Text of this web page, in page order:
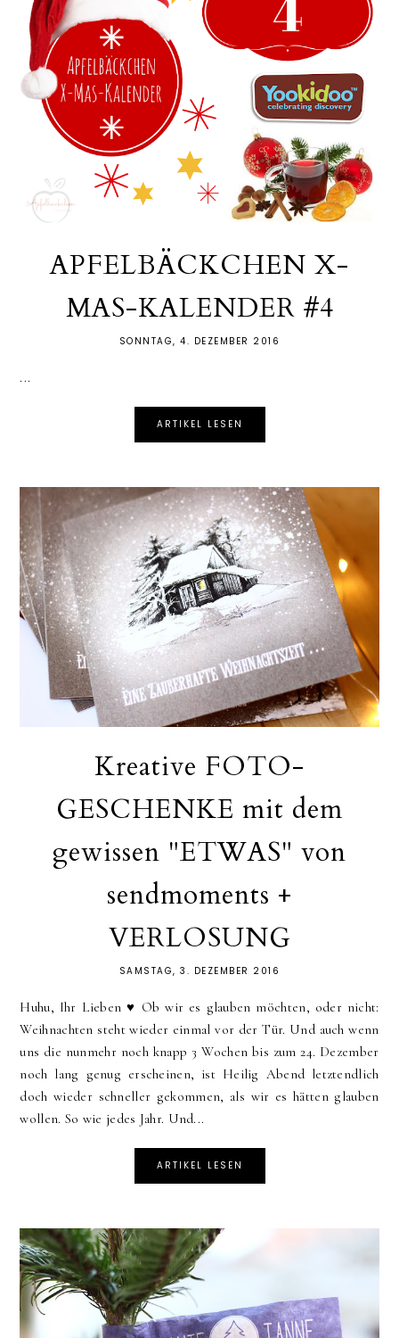
APFELBÄCKCHEN X-
MAS-KALENDER #4
SONNTAG, 4. DEZEMBER 2016
...
ARTIKEL LESEN
Kreative FOTO-
GESCHENKE mit dem
gewissen "ETWAS" von
sendmoments +
VERLOSUNG
SAMSTAG, 3. DEZEMBER 2016
Huhu, Ihr Lieben ♥︎ Ob wir es glauben möchten, oder nicht:
Weihnachten steht wieder einmal vor der Tür. Und auch wenn
uns die nunmehr noch knapp 3 Wochen bis zum 24. Dezember
noch lang genug erscheinen, ist Heilig Abend letztendlich
doch wieder schneller gekommen, als wir es hätten glauben
wollen. So wie jedes Jahr. Und...
ARTIKEL LESEN